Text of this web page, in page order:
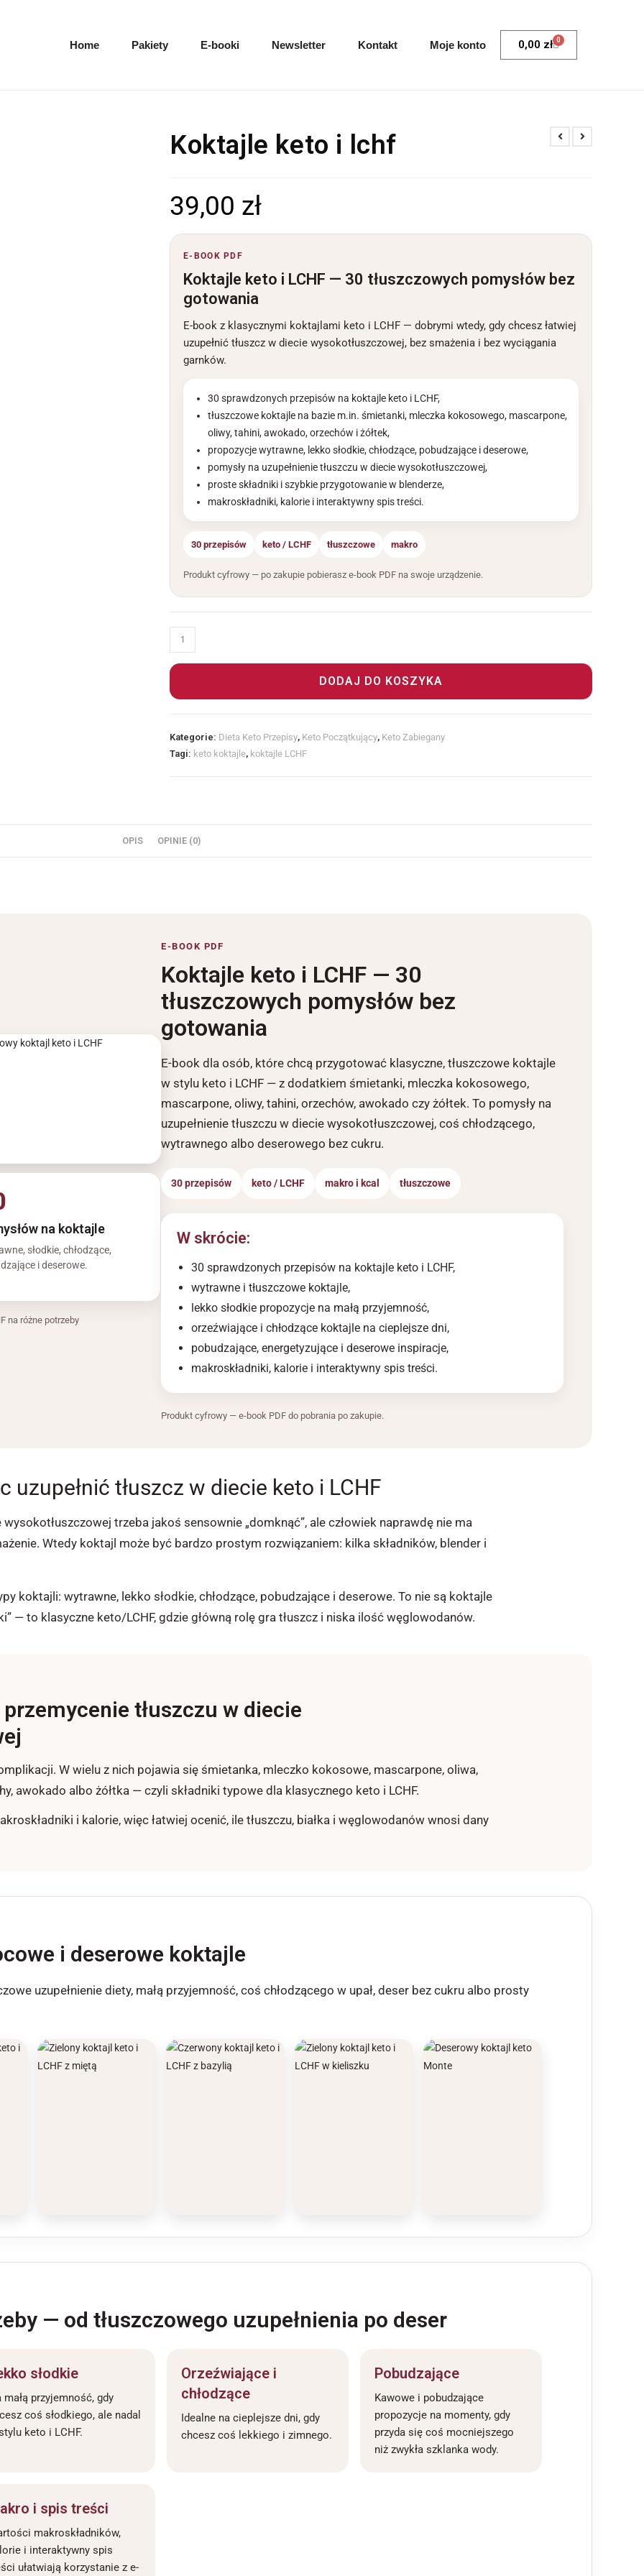
Home Pakiety E-booki Newsletter Kontakt Moje konto 0,00 zł 0
Koktajle keto i lchf
39,00 zł
E-BOOK PDF
Koktajle keto i LCHF — 30 tłuszczowych pomysłów bez
gotowania
E-book z klasycznymi koktajlami keto i LCHF — dobrymi wtedy, gdy chcesz łatwiej
uzupełnić tłuszcz w diecie wysokotłuszczowej, bez smażenia i bez wyciągania
garnków.
30 sprawdzonych przepisów na koktajle keto i LCHF,
tłuszczowe koktajle na bazie m.in. śmietanki, mleczka kokosowego, mascarpone,
oliwy, tahini, awokado, orzechów i żółtek,
propozycje wytrawne, lekko słodkie, chłodzące, pobudzające i deserowe,
pomysły na uzupełnienie tłuszczu w diecie wysokotłuszczowej,
proste składniki i szybkie przygotowanie w blenderze,
makroskładniki, kalorie i interaktywny spis treści.
30 przepisów keto / LCHF tłuszczowe makro
Produkt cyfrowy — po zakupie pobierasz e-book PDF na swoje urządzenie.
DODAJ DO KOSZYKA
Kategorie: Dieta Keto Przepisy, Keto Początkujący, Keto Zabiegany
Tagi: keto koktajle, koktajle LCHF
OPIS OPINIE (0)
na koktajle
słodkie, chłodzące,
i deserowe.
na różne potrzeby
E-BOOK PDF
Koktajle keto i LCHF — 30
tłuszczowych pomysłów bez
gotowania
E-book dla osób, które chcą przygotować klasyczne, tłuszczowe koktajle
w stylu keto i LCHF — z dodatkiem śmietanki, mleczka kokosowego,
mascarpone, oliwy, tahini, orzechów, awokado czy żółtek. To pomysły na
uzupełnienie tłuszczu w diecie wysokotłuszczowej, coś chłodzącego,
wytrawnego albo deserowego bez cukru.
30 przepisów keto / LCHF makro i kcal tłuszczowe
W skrócie:
30 sprawdzonych przepisów na koktajle keto i LCHF,
wytrawne i tłuszczowe koktajle,
lekko słodkie propozycje na małą przyjemność,
orzeźwiające i chłodzące koktajle na cieplejsze dni,
pobudzające, energetyzujące i deserowe inspiracje,
makroskładniki, kalorie i interaktywny spis treści.
Produkt cyfrowy — e-book PDF do pobrania po zakupie.
uzupełnić tłuszcz w diecie keto i LCHF
trzeba jakoś sensownie „domknąć”, ale człowiek naprawdę nie ma
Wtedy koktajl może być bardzo prostym rozwiązaniem: kilka składników, blender i
koktajli: wytrawne, lekko słodkie, chłodzące, pobudzające i deserowe. To nie są koktajle
— to klasyczne keto/LCHF, gdzie główną rolę gra tłuszcz i niska ilość węglowodanów.
tłuszczu w diecie
W wielu z nich pojawia się śmietanka, mleczko kokosowe, mascarpone, oliwa,
awokado albo żółtka — czyli składniki typowe dla klasycznego keto i LCHF.
i kalorie, więc łatwiej ocenić, ile tłuszczu, białka i węglowodanów wnosi dany
i deserowe koktajle
uzupełnienie diety, małą przyjemność, coś chłodzącego w upał, deser bez cukru albo prosty
— od tłuszczowego uzupełnienia po deser
słodkie
małą przyjemność, gdy
coś słodkiego, ale nadal
keto i LCHF.
Orzeźwiające i
chłodzące
Idealne na cieplejsze dni, gdy
chcesz coś lekkiego i zimnego.
Pobudzające
Kawowe i pobudzające
propozycje na momenty, gdy
przyda się coś mocniejszego
niż zwykła szklanka wody.
i spis treści
makroskładników,
i interaktywny spis
ułatwiają korzystanie z e-